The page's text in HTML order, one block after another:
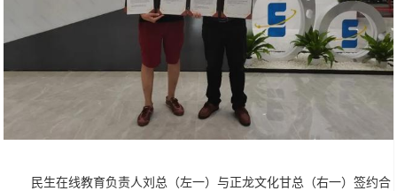
民生在线教育负责人刘总（左一）与正龙文化甘总（右一）签约合